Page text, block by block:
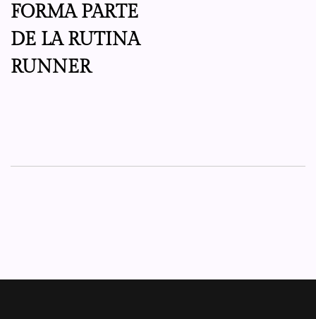
FORMA PARTE
DE LA RUTINA
RUNNER